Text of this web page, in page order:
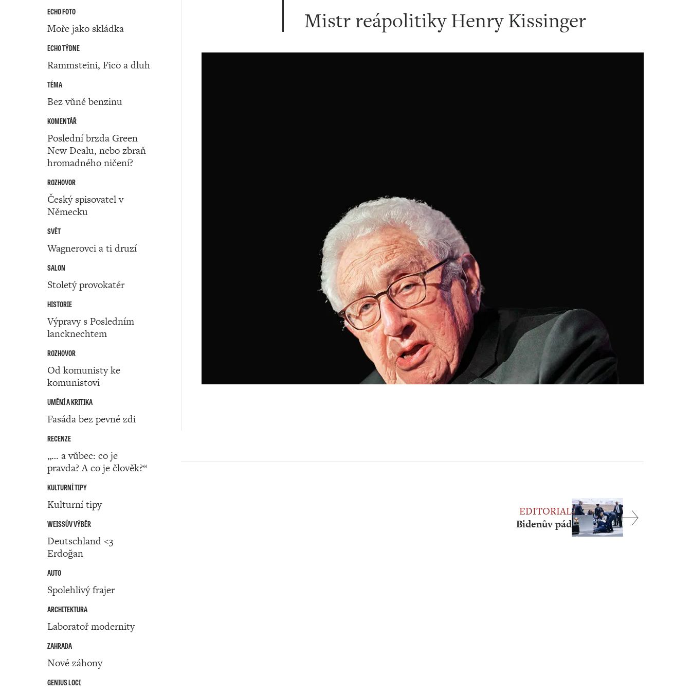
ECHO FOTO
Moře jako skládka
ECHO TÝDNE
Rammsteini, Fico a dluh
TÉMA
Bez vůně benzinu
KOMENTÁŘ
Poslední brzda Green
New Dealu, nebo zbraň
hromadného ničení?
ROZHOVOR
Český spisovatel v
Německu
SVĚT
Wagnerovci a ti druzí
SALON
Stoletý provokatér
HISTORIE
Výpravy s Posledním
lancknechtem
ROZHOVOR
Od komunisty ke
komunistovi
UMĚNÍ A KRITIKA
Fasáda bez pevné zdi
RECENZE
„… a vůbec: co je
pravda? A co je člověk?“
KULTURNÍ TIPY
Kulturní tipy
WEISSŮV VÝBĚR
Deutschland <3
Erdoğan
AUTO
Spolehlivý frajer
ARCHITEKTURA
Laboratoř modernity
ZAHRADA
Nové záhony
GENIUS LOCI
Mistr reápolitiky Henry Kissinger
EDITORIAL
Bidenův pád